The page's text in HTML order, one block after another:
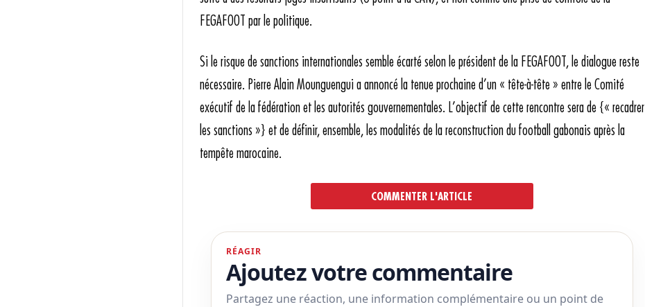
FEGAFOOT par le politique.
Si le risque de sanctions internationales semble écarté selon le président de la FEGAFOOT, le dialogue reste
nécessaire. Pierre Alain Mounguengui a annoncé la tenue prochaine d’un « tête-à-tête » entre le Comité
exécutif de la fédération et les autorités gouvernementales. L’objectif de cette rencontre sera de {« recadrer
les sanctions »} et de définir, ensemble, les modalités de la reconstruction du football gabonais après la
tempête marocaine.
COMMENTER L'ARTICLE
RÉAGIR
Ajoutez votre commentaire
Partagez une réaction, une information complémentaire ou un point de